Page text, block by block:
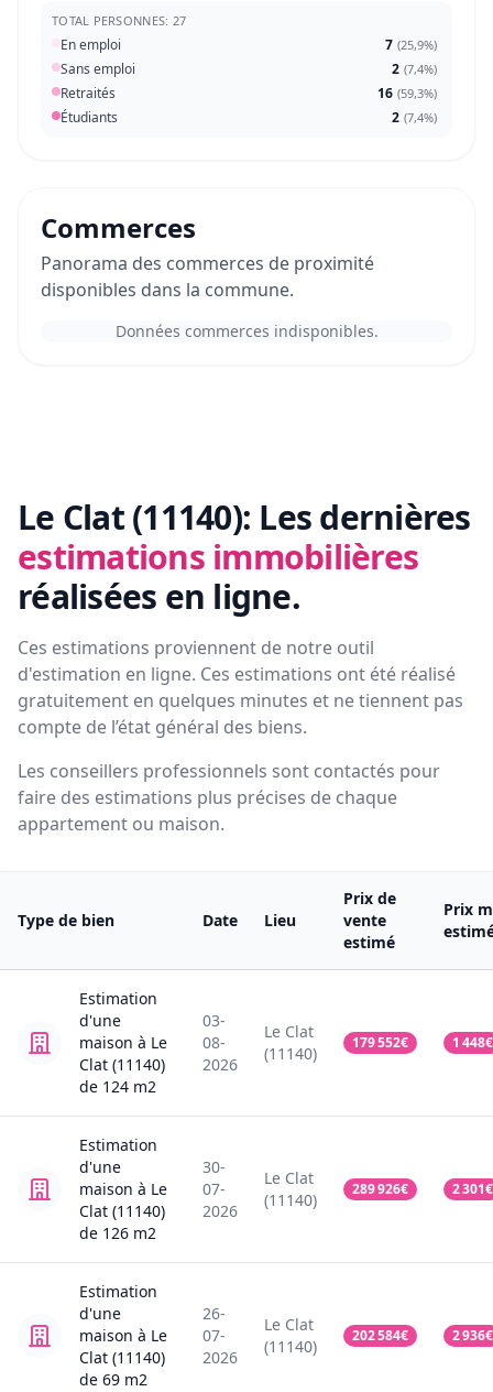
TOTAL PERSONNES: 27
En emploi 7 (25,9%)
Sans emploi 2 (7,4%)
Retraités 16 (59,3%)
Étudiants 2 (7,4%)
Commerces
Panorama des commerces de proximité
disponibles dans la commune.
Données commerces indisponibles.
Le Clat (11140): Les dernières
estimations immobilières
réalisées en ligne.
Ces estimations proviennent de notre outil
d'estimation en ligne. Ces estimations ont été réalisé
gratuitement en quelques minutes et ne tiennent pas
compte de l’état général des biens.
Les conseillers professionnels sont contactés pour
faire des estimations plus précises de chaque
appartement ou maison.
Type de bien Date Lieu
Prix de
vente
estimé
Prix
Estimation
d'une
maison à Le
Clat (11140)
de 124 m2
03-
08-
2026
Le Clat
(11140)
179 552€ 1 448€
Estimation
d'une
maison à Le
Clat (11140)
de 126 m2
30-
07-
2026
Le Clat
(11140)
289 926€ 2 301€
Estimation
d'une
maison à Le
Clat (11140)
de 69 m2
26-
07-
2026
Le Clat
(11140)
202 584€ 2 936€